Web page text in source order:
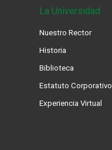
La Universidad
Nuestro Rector
Historia
Biblioteca
Estatuto Corporativo
Experiencia Virtual